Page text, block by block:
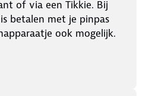
of via een Tikkie. Bij
betalen met je pinpas
ook mogelijk.